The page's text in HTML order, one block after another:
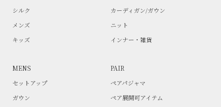
シルク
メンズ
キッズ
カーディガン/ガウン
ニット
インナー・雑貨
MENS
セットアップ
ガウン
PAIR
ペアパジャマ
ペア展開可アイテム